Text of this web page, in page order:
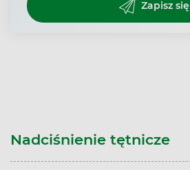
Zapisz się
Nadciśnienie tętnicze